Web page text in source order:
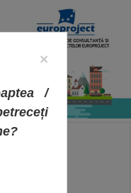
×
/